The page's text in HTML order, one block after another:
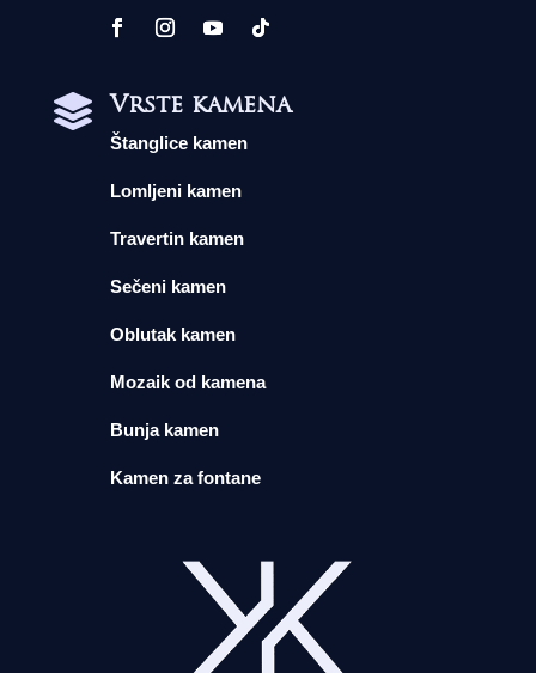
 Vrste kamena
Štanglice kamen
Lomljeni kamen
Travertin kamen
Sečeni kamen
Oblutak kamen
Mozaik od kamena
Bunja kamen
Kamen za fontane